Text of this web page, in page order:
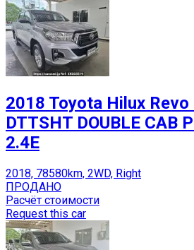
2018 Toyota Hilux Revo
DTTSHT DOUBLE CAB
2.4E
2018, 78580km, 2WD, Right
ПРОДАНО
Расчёт стоимости
Request this car